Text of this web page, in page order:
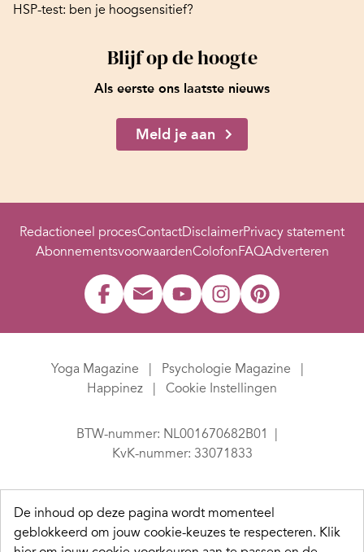
HSP-test: ben je hoogsensitief?
Blijf op de hoogte
Als eerste ons laatste nieuws
Meld je aan
Redactioneel procesContactDisclaimerPrivacy statement
AbonnementsvoorwaardenColofonFAQAdverteren
Yoga Magazine
Psychologie Magazine
Happinez
Cookie Instellingen
BTW-nummer: NL001670682B01
KvK-nummer: 33071833
De inhoud op deze pagina wordt momenteel
geblokkeerd om jouw cookie-keuzes te respecteren. Klik